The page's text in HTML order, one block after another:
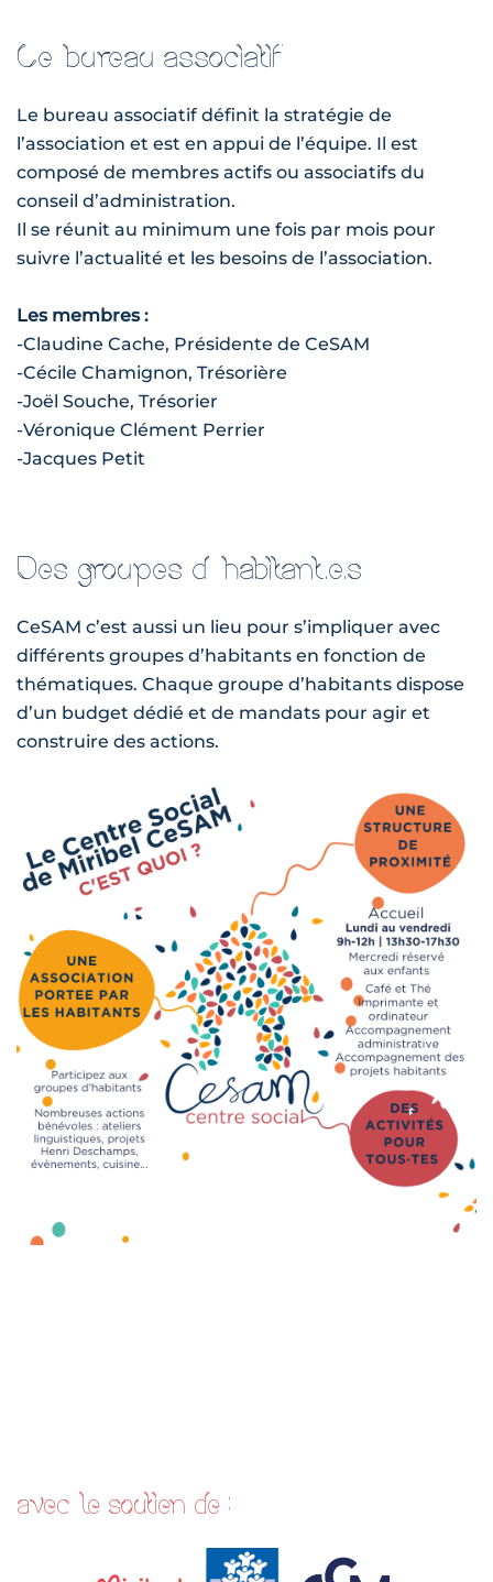
Le bureau associatif
Le bureau associatif définit la stratégie de
l’association et est en appui de l’équipe. Il est
composé de membres actifs ou associatifs du
conseil d’administration.
Il se réunit au minimum une fois par mois pour
suivre l’actualité et les besoins de l’association.
Les membres :
-Claudine Cache, Présidente de CeSAM
-Cécile Chamignon, Trésorière
-Joël Souche, Trésorier
-Véronique Clément Perrier
-Jacques Petit
Des groupes d’habitant.e.s
CeSAM c’est aussi un lieu pour s’impliquer avec
différents groupes d’habitants en fonction de
thématiques. Chaque groupe d’habitants dispose
d’un budget dédié et de mandats pour agir et
construire des actions.
avec le soutien de :